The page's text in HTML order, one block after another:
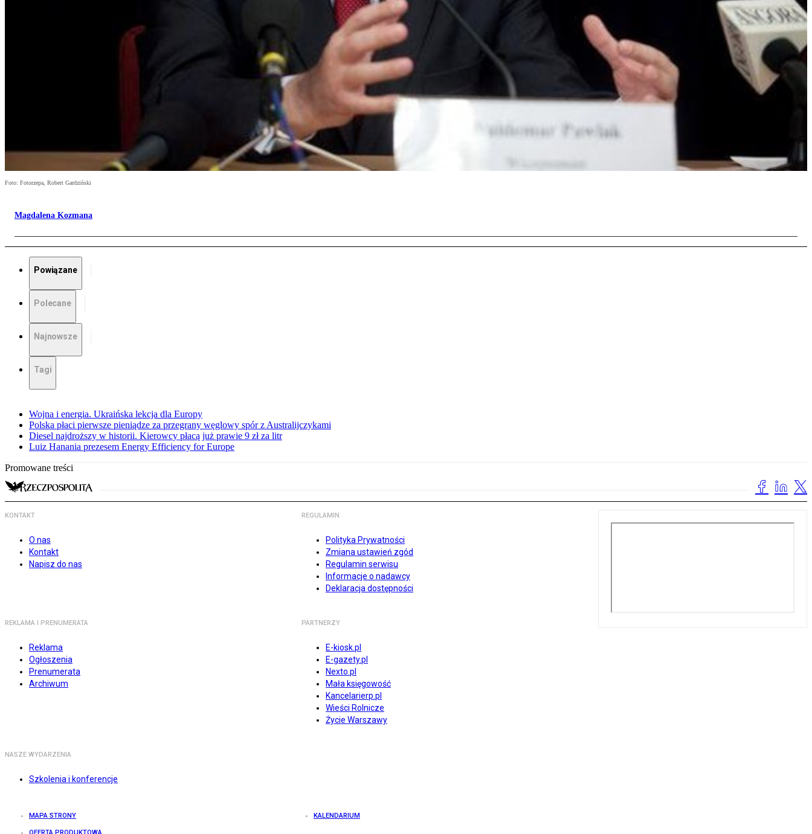
Foto: Fotorzepa, Robert Gardziński
Magdalena Kozmana
Powiązane
Polecane
Najnowsze
Tagi
Wojna i energia. Ukraińska lekcja dla Europy
Polska płaci pierwsze pieniądze za przegrany węglowy spór z Australijczykami
Diesel najdroższy w historii. Kierowcy płacą już prawie 9 zł za litr
Luiz Hanania prezesem Energy Efficiency for Europe
Promowane treści
KONTAKT
O nas
Kontakt
Napisz do nas
REGULAMIN
Polityka Prywatności
Zmiana ustawień zgód
Regulamin serwisu
Informacje o nadawcy
Deklaracja dostępności
REKLAMA I PRENUMERATA
Reklama
Ogłoszenia
Prenumerata
Archiwum
PARTNERZY
E-kiosk.pl
E-gazety.pl
Nexto.pl
Mała księgowość
Kancelarierp.pl
Wieści Rolnicze
Życie Warszawy
NASZE WYDARZENIA
Szkolenia i konferencje
MAPA STRONY KALENDARIUM